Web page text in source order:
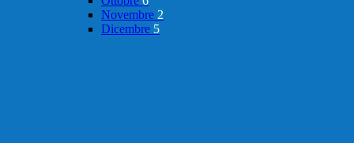
Novembre 2
Dicembre 5